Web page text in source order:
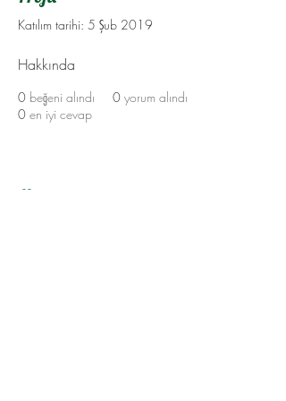
Katılım tarihi: 5 Şub 2019
Hakkında
0 beğeni alındı 0 yorum alındı
0 en iyi cevap
Hakkımda